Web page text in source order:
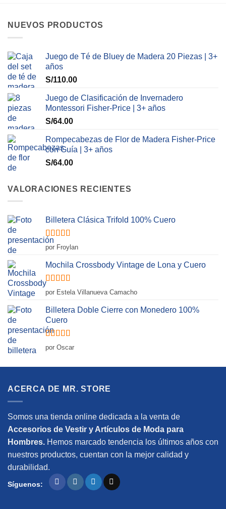
NUEVOS PRODUCTOS
Juego de Té de Bluey de Madera 20 Piezas | 3+
años
S/110.00
Juego de Clasificación de Invernadero
Montessori Fisher-Price | 3+ años
S/64.00
Rompecabezas de Flor de Madera Fisher-Price
con Guía | 3+ años
S/64.00
VALORACIONES RECIENTES
Billetera Clásica Trifold 100% Cuero
Valorado
con
de 5
por Froylan
Mochila Crossbody Vintage de Lona y Cuero
Valorado
con
por Estela Villanueva Camacho
Billetera Doble Cierre con Monedero 100%
Cuero
Valorado
con
por Oscar
ACERCA DE MR. STORE
Somos una tienda online dedicada a la venta de
Accesorios de Vestir y Artículos de Moda para
Hombres. Hemos marcado tendencia los últimos años con
nuestros productos, cuentan con la mejor calidad y
durabilidad.
Síguenos: